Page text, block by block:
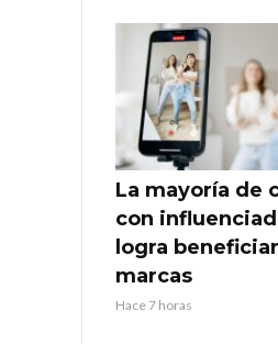
La mayoría de
con
logra
marcas
Hace 7 horas